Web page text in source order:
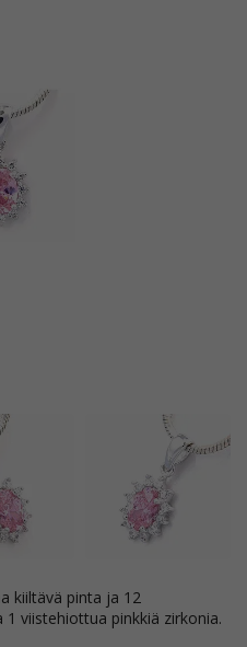
viistehiottua pinkkiä zirkonia.